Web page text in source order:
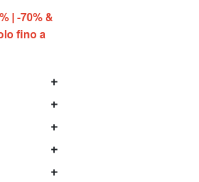
| -70% &
fino a